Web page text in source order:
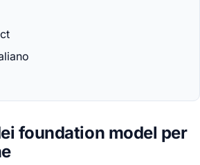
foundation model per